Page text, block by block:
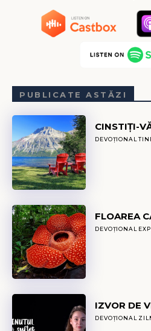
PUBLICATE ASTĂZI
CINSTIȚI-
DEVOȚIONAL
FLOAREA
DEVOȚIONAL
IZVOR DE
DEVOȚIONAL